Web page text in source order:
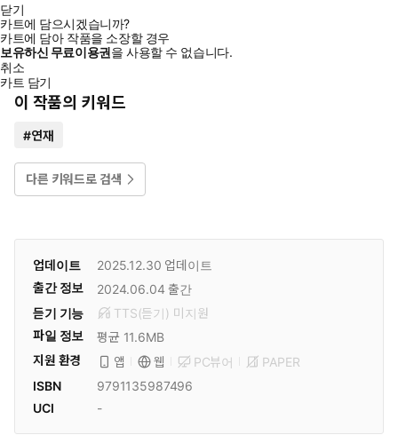
닫기
카트에 담으시겠습니까?
카트에 담아 작품을 소장할 경우
보유하신 무료이용권을 사용할 수 없습니다.
취소
카트 담기
이 작품의 키워드
#연재
다른 키워드로 검색
업데이트 2025.12.30 업데이트
출간 정보
2024.06.04 출간
듣기 기능
TTS(듣기) 미 지원
파일 정보
평균 11.6MB
지원 환경
앱 웹 PC뷰어
PAPER
ISBN
9791135987496
UCI
-